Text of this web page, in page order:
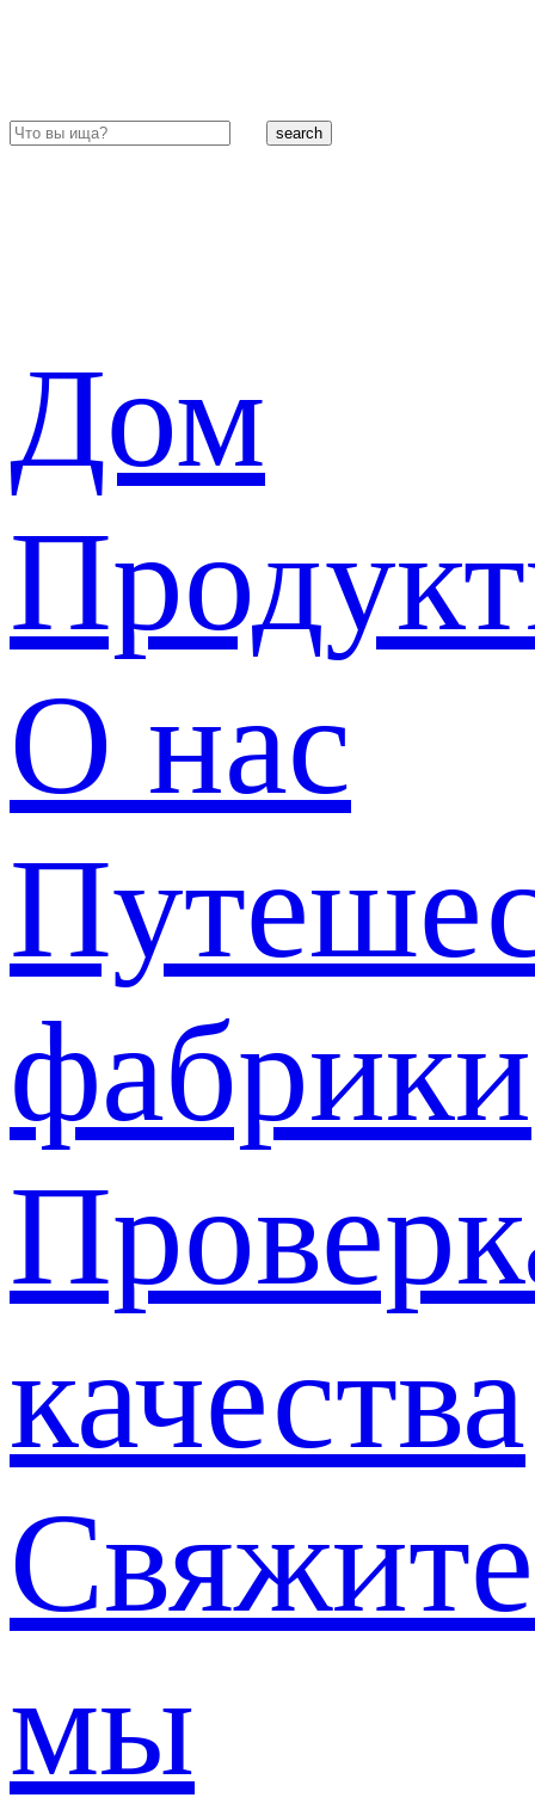
search
Дом
О нас
фабрики
качества
мы